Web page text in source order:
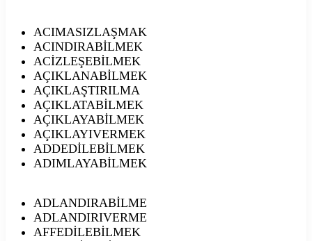
ACIMASIZLAŞMAK
ACINDIRABİLMEK
ACİZLEŞEBİLMEK
AÇIKLANABİLMEK
AÇIKLAŞTIRILMA
AÇIKLATABİLMEK
AÇIKLAYABİLMEK
AÇIKLAYIVERMEK
ADDEDİLEBİLMEK
ADIMLAYABİLMEK
ADLANDIRABİLME
ADLANDIRIVERME
AFFEDİLEBİLMEK